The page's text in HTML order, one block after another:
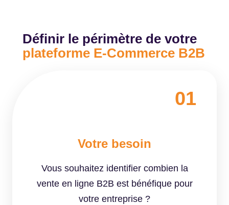
Définir le périmètre de votre
plateforme E-Commerce B2B
01
Votre besoin
Vous souhaitez identifier combien la
vente en ligne B2B est bénéfique pour
votre entreprise ?